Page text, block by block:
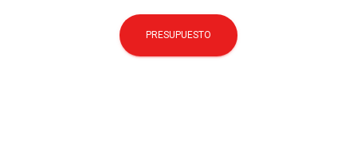
PRESUPUESTO